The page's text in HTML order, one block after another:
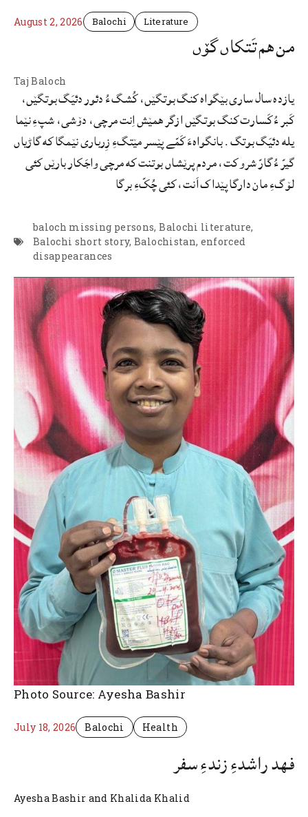
August 2, 2026 Balochi Literature
من هم تَتکاں گۆں
Taj Baloch
یازده سال ساری بێگواه کنگ بوتگێں، کُشگ ءُ دئور دئیَگ بوتگێں،
کَبر ءُ کَسارت کنگ بوتگێں ازگر همێش اِنت مرچی، دۆشی، شپءِ نێما
یله دئیَگ بوتگ. بانگواهءَ کَمّے پێسر مێتگءِ زِرباری نێمگا که گاڑیاں
گیرّ ءُ گارّ شرو کت، مردم پرێشاں بوتنت که مرچی واجَکار بارێں کئی
لۆگءِ مان دارگا پێداک اَنت، کئی چُکّءِ برگا
baloch missing persons,Balochi literature,
Balochi short story,Balochistan, enforced
disappearances
Photo Source: Ayesha Bashir
July 18, 2026 Balochi Health
فهد راشدءِ زندءِ سفر
Ayesha Bashir and Khalida Khalid